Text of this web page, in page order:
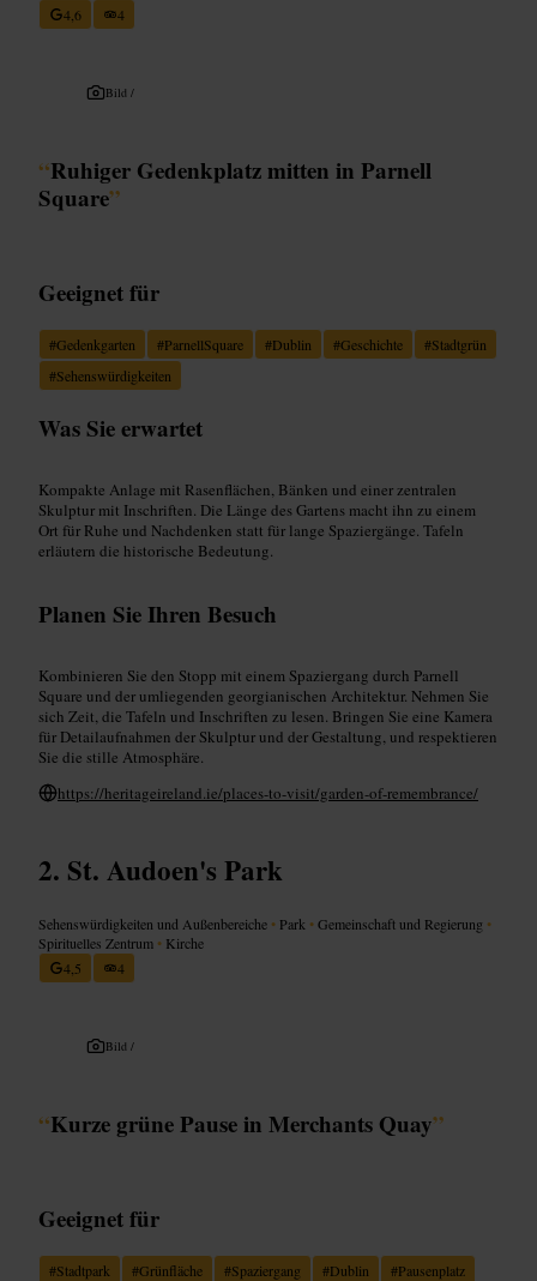
4,6
4
Bild /
“Ruhiger Gedenkplatz mitten in Parnell
Square”
Geeignet für
#Gedenkgarten #ParnellSquare #Dublin #Geschichte #Stadtgrün
#Sehenswürdigkeiten
Was Sie erwartet
Kompakte Anlage mit Rasenflächen, Bänken und einer zentralen
Skulptur mit Inschriften. Die Länge des Gartens macht ihn zu einem
Ort für Ruhe und Nachdenken statt für lange Spaziergänge. Tafeln
erläutern die historische Bedeutung.
Planen Sie Ihren Besuch
Kombinieren Sie den Stopp mit einem Spaziergang durch Parnell
Square und der umliegenden georgianischen Architektur. Nehmen Sie
sich Zeit, die Tafeln und Inschriften zu lesen. Bringen Sie eine Kamera
für Detailaufnahmen der Skulptur und der Gestaltung, und respektieren
Sie die stille Atmosphäre.
https://heritageireland.ie/places-to-visit/garden-of-remembrance/
St. Audoen's Park
Sehenswürdigkeiten und Außenbereiche • Park •Gemeinschaft und Regierung •
Spirituelles Zentrum • Kirche
4,5
4
Bild /
“Kurze grüne Pause in Merchants Quay”
Geeignet für
#Stadtpark #Grünfläche #Spaziergang #Dublin #Pausenplatz